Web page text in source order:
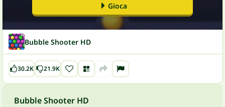
Gioca
Bubble Shooter HD
30.2K 21.9K
Bubble Shooter HD